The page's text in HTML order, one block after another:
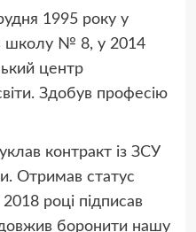
1995 року у
школу № 8, у 2014
центр
Здобув професію
контракт із ЗСУ
Отримав статус
році підписав
боронити нашу